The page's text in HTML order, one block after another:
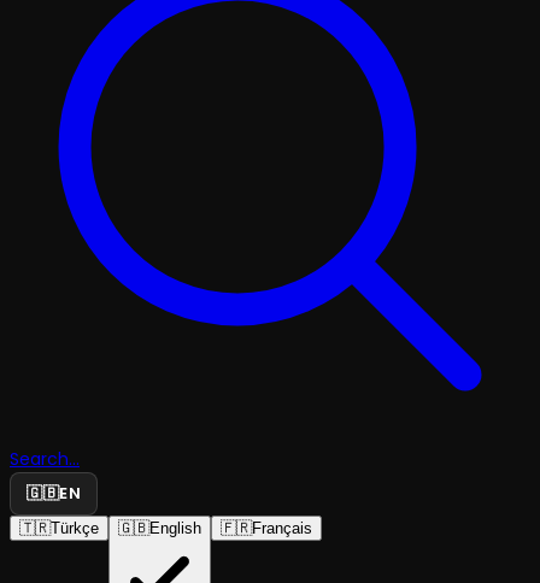
Search...
🇬🇧EN
🇹🇷Türkçe 🇬🇧English 🇫🇷Français